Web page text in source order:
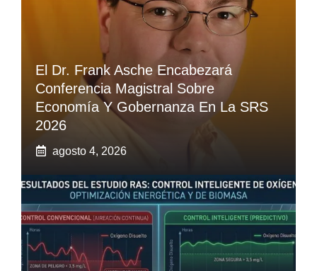
El Dr. Frank Asche Encabezará
Conferencia Magistral Sobre
Economía Y Gobernanza En La SRS
2026
agosto 4, 2026